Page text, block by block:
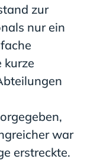
zur
nur ein
kurze
war
erstreckte.